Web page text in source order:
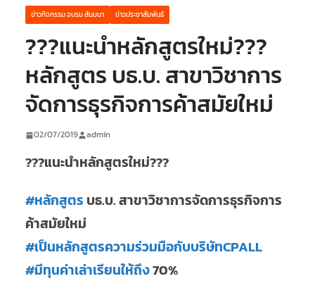
ข่าวกิจกรรม อบรม สัมมนา ข่าวประชาสัมพันธ์
???แนะนำหลักสูตรใหม่???
หลักสูตร บธ.บ. สาขาวิชาการ
จัดการธุรกิจการค้าสมัยใหม่
02/07/2019 admin
???แนะนำหลักสูตรใหม่???
#หลักสูตร บธ.บ. สาขาวิชาการจัดการธุรกิจการ
ค้าสมัยใหม่
#เป็นหลักสูตรความร่วมมือกับบริษัทCPALL
#มีทุนค่าเล่าเรียนให้ถึง70%